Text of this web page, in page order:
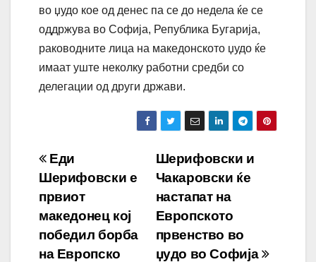
во џудо кое од денес па се до недела ќе се
оддржува во Софија, Република Бугарија,
раководните лица на македонското џудо ќе
имаат уште неколку работни средби со
делегации од други држави.
Навигација
на
напис
Шерифовски и
Чакаровски ќе
настапат на
Европското
првенство во
џудо во Софија
Еди
Шерифовски е
првиот
македонец кој
победил борба
на Европско